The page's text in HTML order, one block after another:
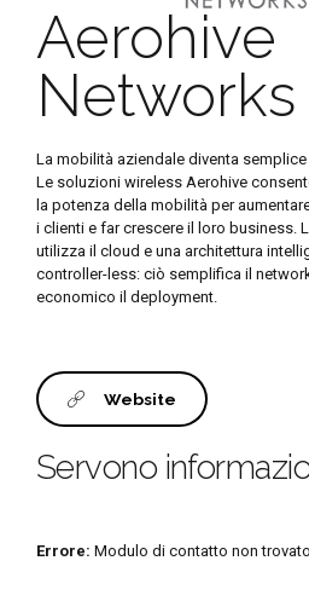
Aerohive
Networks
La mobilità aziendale diventa semplice
Le soluzioni wireless Aerohive
la potenza della mobilità per
i clienti e far crescere il loro business.
utilizza il cloud e una architettura
controller-less: ciò semplifica il
economico il deployment.
Website
Servono
Errore: Modulo di contatto non trovato.